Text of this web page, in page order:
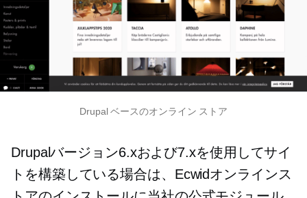
Drupal ベースのオンライン ストア
Drupalバージョン6.xおよび7.xを使用してサイ
トを構築している場合は、Ecwidオンラインス